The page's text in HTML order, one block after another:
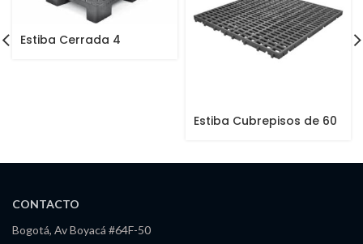
Estiba Cerrada 4
Estiba Cubrepisos de 60
CONTACTO
Bogotá, Av Boyacá #64F-50